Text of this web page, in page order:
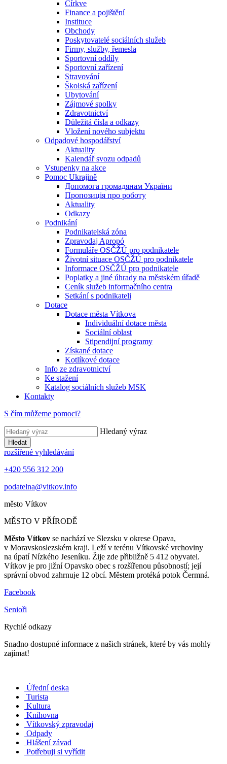
Církve
Finance a pojištění
Instituce
Obchody
Poskytovatelé sociálních služeb
Firmy, služby, řemesla
Sportovní oddíly
Sportovní zařízení
Stravování
Školská zařízení
Ubytování
Zájmové spolky
Zdravotnictví
Důležitá čísla a odkazy
Vložení nového subjektu
Odpadové hospodářství
Aktuality
Kalendář svozu odpadů
Vstupenky na akce
Pomoc Ukrajině
Допомога громадянам України
Пропозиція про роботу
Aktuality
Odkazy
Podnikání
Podnikatelská zóna
Zpravodaj Apropó
Formuláře OSČŽÚ pro podnikatele
Životní situace OSČŽÚ pro podnikatele
Informace OSČŽÚ pro podnikatele
Poplatky a jiné úhrady na městském úřadě
Ceník služeb informačního centra
Setkání s podnikateli
Dotace
Dotace města Vítkova
Individuální dotace města
Sociální oblast
Stipendijní programy
Získané dotace
Kotlíkové dotace
Info ze zdravotnictví
Ke stažení
Katalog sociálních služeb MSK
Kontakty
S čím můžeme pomoci?
Hledaný výraz
Hledat
rozšířené vyhledávání
+420 556 312 200
podatelna@vitkov.info
město Vítkov
MĚSTO V PŘÍRODĚ
Město Vítkov se nachází ve Slezsku v okrese Opava,
v Moravskoslezském kraji. Leží v terénu Vítkovské vrchoviny
na úpatí Nízkého Jeseníku. Žije zde přibližně 5 412 obyvatel.
Vítkov je pro jižní Opavsko obec s rozšířenou působností; její
správní obvod zahrnuje 12 obcí. Městem protéká potok Čermná.
Facebook
Senioři
Rychlé odkazy
Snadno dostupné informace z našich stránek, které by vás mohly
zajímat!
Úřední deska
Turista
Kultura
Knihovna
Vítkovský zpravodaj
Odpady
Hlášení závad
Potřebuji si vyřídit